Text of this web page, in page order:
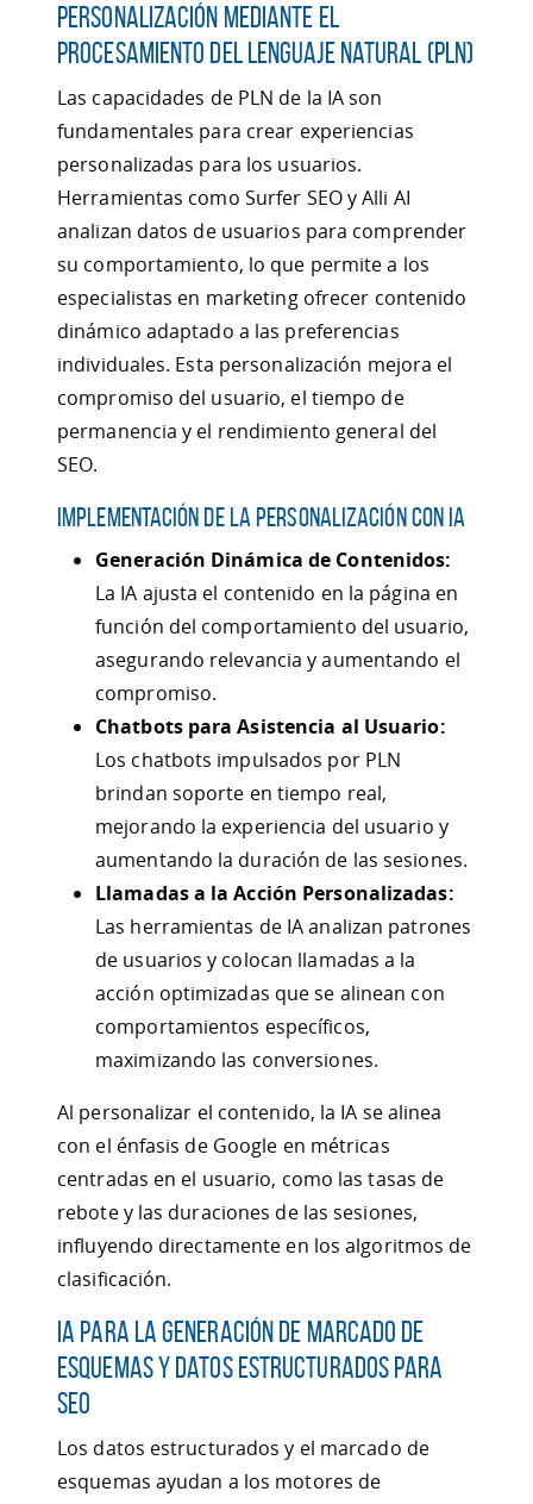
Personalización mediante el
Procesamiento del Lenguaje Natural (PLN)
Las capacidades de PLN de la IA son
fundamentales para crear experiencias
personalizadas para los usuarios.
Herramientas como Surfer SEO y Alli AI
analizan datos de usuarios para comprender
su comportamiento, lo que permite a los
especialistas en marketing ofrecer contenido
dinámico adaptado a las preferencias
individuales. Esta personalización mejora el
compromiso del usuario, el tiempo de
permanencia y el rendimiento general del
SEO.
Implementación de la Personalización con IA
Generación Dinámica de Contenidos:
La IA ajusta el contenido en la página en
función del comportamiento del usuario,
asegurando relevancia y aumentando el
compromiso.
Chatbots para Asistencia al Usuario:
Los chatbots impulsados por PLN
brindan soporte en tiempo real,
mejorando la experiencia del usuario y
aumentando la duración de las sesiones.
Llamadas a la Acción Personalizadas:
Las herramientas de IA analizan patrones
de usuarios y colocan llamadas a la
acción optimizadas que se alinean con
comportamientos específicos,
maximizando las conversiones.
Al personalizar el contenido, la IA se alinea
con el énfasis de Google en métricas
centradas en el usuario, como las tasas de
rebote y las duraciones de las sesiones,
influyendo directamente en los algoritmos de
clasificación.
IA para la Generación de Marcado de
Esquemas y Datos Estructurados para
SEO
Los datos estructurados y el marcado de
esquemas ayudan a los motores de